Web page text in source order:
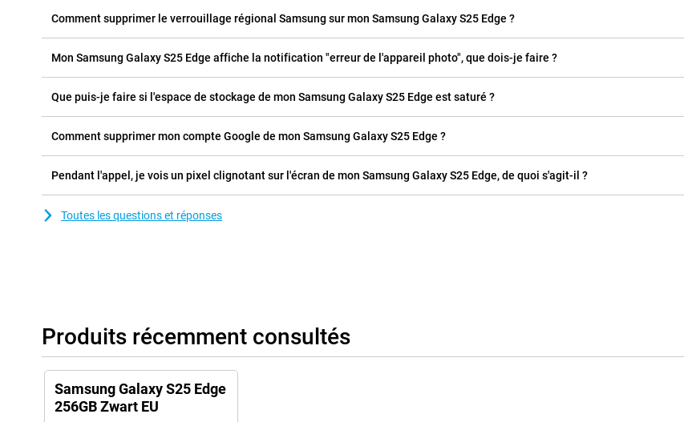
Comment supprimer le verrouillage régional Samsung sur mon Samsung Galaxy S25 Edge ?
Mon Samsung Galaxy S25 Edge affiche la notification "erreur de l'appareil photo", que dois-je faire ?
Que puis-je faire si l'espace de stockage de mon Samsung Galaxy S25 Edge est saturé ?
Comment supprimer mon compte Google de mon Samsung Galaxy S25 Edge ?
Pendant l'appel, je vois un pixel clignotant sur l'écran de mon Samsung Galaxy S25 Edge, de quoi s'agit-il ?
Toutes les questions et réponses
Produits récemment consultés
Samsung Galaxy S25 Edge
256GB Zwart EU